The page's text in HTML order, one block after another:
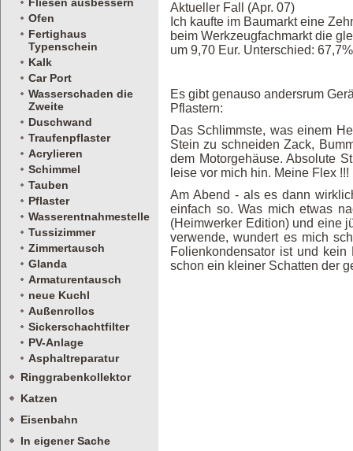
Ofen
Fertighaus
Typenschein
Kalk
Car Port
Wasserschaden die
Zweite
Duschwand
Traufenpflaster
Acrylieren
Schimmel
Tauben
Pflaster
Wasserentnahmestelle
Tussizimmer
Zimmertausch
Glanda
Armaturentausch
neue Kuchl
Außenrollos
Sickerschachtfilter
PV-Anlage
Asphaltreparatur
Ringgrabenkollektor
Katzen
Eisenbahn
In eigener Sache
Aktueller Fall (Apr. 07)
Ich kaufte im Baumarkt eine
beim Werkzeugfachmarkt die
um 9,70 Eur. Unterschied:
Es gibt genauso andersrum
Pflastern:
Das Schlimmste, was einem
Stein zu schneiden Zack,
dem Motorgehäuse. Absolute
leise vor mich hin. Meine Flex !!!
Am Abend - als es dann
einfach so. Was mich etwas
(Heimwerker Edition) und eine
verwende, wundert es mich
Folienkondensator ist und
schon ein kleiner Schatten der